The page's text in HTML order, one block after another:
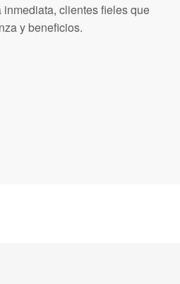
clientes fieles que
y beneficios.